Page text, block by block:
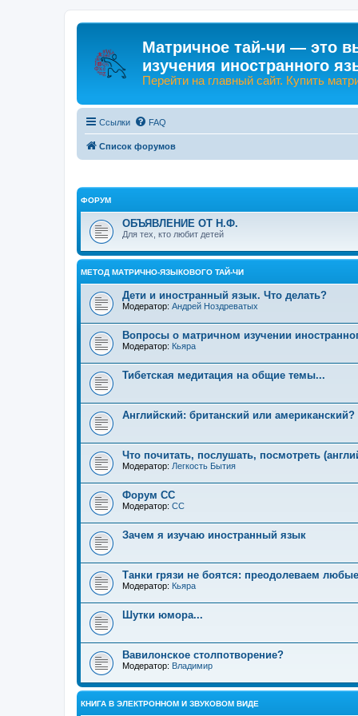
Матричное тай-чи — это
изучения иностранного
Перейти на главный сайт. Купить
Ссылки FAQ
Список форумов
ФОРУМ
ОБЪЯВЛЕНИЕ ОТ Н.Ф.
Для тех, кто любит детей
МЕТОД МАТРИЧНО-ЯЗЫКОВОГО ТАЙ-ЧИ
Дети и иностранный язык. Что делать?
Модератор: Андрей Ноздреватых
Вопросы о матричном изучении
Модератор: Кьяра
Тибетская медитация на общие темы...
Английский: британский или американский?
Что почитать, послушать, посмотреть
Модератор: Легкость Бытия
Форум СС
Модератор: CC
Зачем я изучаю иностранный язык
Танки грязи не боятся: преодолеваем
Модератор: Кьяра
Шутки юмора...
Вавилонское столпотворение?
Модератор: Владимир
КНИГА В ЭЛЕКТРОННОМ И ЗВУКОВОМ ВИДЕ